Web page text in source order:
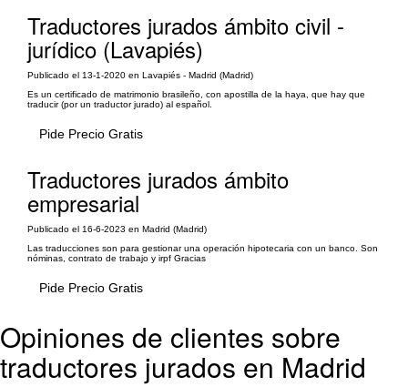
Traductores jurados ámbito civil -
jurídico (Lavapiés)
Publicado el 13-1-2020 en Lavapiés - Madrid (Madrid)
Es un certificado de matrimonio brasileño, con apostilla de la haya, que hay que
traducir (por un traductor jurado) al español.
Pide Precio Gratis
Traductores jurados ámbito
empresarial
Publicado el 16-6-2023 en Madrid (Madrid)
Las traducciones son para gestionar una operación hipotecaria con un banco. Son
nóminas, contrato de trabajo y irpf Gracias
Pide Precio Gratis
Opiniones de clientes sobre
traductores jurados en Madrid